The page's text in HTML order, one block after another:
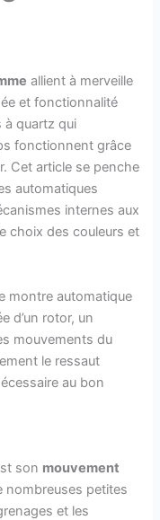
allient à merveille
et fonctionnalité
à quartz qui
fonctionnent grâce
Cet article se penche
automatiques
internes aux
choix des couleurs et
montre automatique
d’un rotor, un
mouvements du
le ressaut
au bon
son mouvement
nombreuses petites
et les